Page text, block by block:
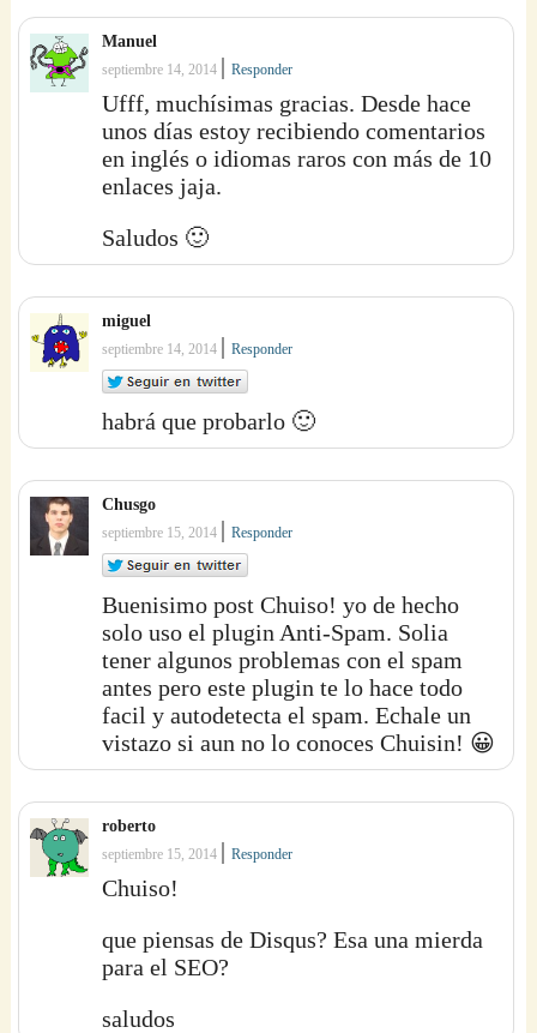
Manuel
septiembre 14, 2014 |Responder
Ufff, muchísimas gracias. Desde hace
unos días estoy recibiendo comentarios
en inglés o idiomas raros con más de 10
enlaces jaja.
Saludos 🙂
miguel
septiembre 14, 2014 |Responder
habrá que probarlo 🙂
Chusgo
septiembre 15, 2014 |Responder
Buenisimo post Chuiso! yo de hecho
solo uso el plugin Anti-Spam. Solia
tener algunos problemas con el spam
antes pero este plugin te lo hace todo
facil y autodetecta el spam. Echale un
vistazo si aun no lo conoces Chuisin! 😀
roberto
septiembre 15, 2014 |Responder
Chuiso!
que piensas de Disqus? Esa una mierda
para el SEO?
saludos